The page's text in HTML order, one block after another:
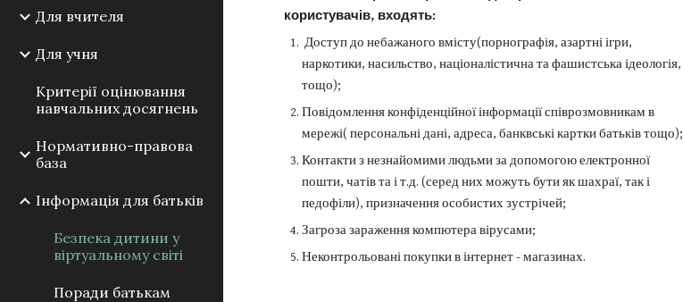
Для вчителя
Для учня
Критерії оцінювання
навчальних досягнень
Нормативно-правова
база
Інформація для батьків
Безпека дитини у
віртуальному світі
Поради батькам
користувачів, входять:
Доступ до небажаного вмісту(порнографія, азартні ігри,
наркотики, насильство, націоналістична та фашистська ідеологія,
тощо);
Повідомлення конфіденційної інформації співрозмовникам в
мережі( персональні дані, адреса, банквські картки батьків тощо);
Контакти з незнайомими людьми за допомогою електронної
пошти, чатів та і т.д. (серед них можуть бути як шахраї, так і
педофіли), призначення особистих зустрічей;
Загроза зараження компютера вірусами;
Неконтрольовані покупки в інтернет - магазинах.